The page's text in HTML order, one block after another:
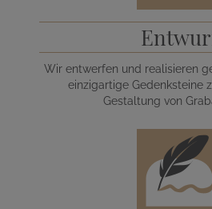
Wir entwerfen und realisieren
einzigartige Gedenksteine
Gestaltung von